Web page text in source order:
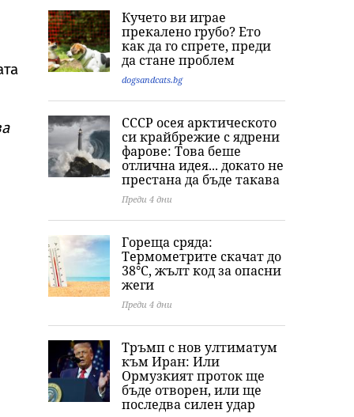
Newsweek: Как 5
регионални кризи
въвличат света в
Трета световна
война
търсих го с часове":
Говори бащата на
сваленото от
автобус момче със
СОП
хутите и
Кучето ви играе
прекалено грубо? Ето
как да го спрете, преди
да стане проблем
dogsandcats.bg
СССР осея арктическото
си крайбрежие с ядрени
фарове: Това беше
отлична идея... докато не
престана да бъде такава
Преди 4 дни
Гореща сряда:
Термометрите скачат до
38°C, жълт код за опасни
жеги
Преди 4 дни
Тръмп с нов ултиматум
към Иран: Или
Ормузкият проток ще
бъде отворен, или ще
последва силен удар